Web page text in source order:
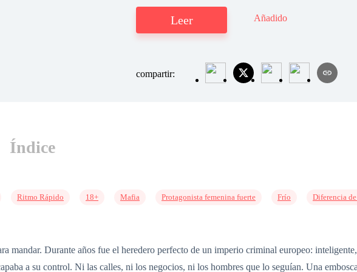
Leer Añadido
compartir:
Índice
Ritmo Rápido 18+ Mafia Protagonista femenina fuerte Frío Diferencia
mandar. Durante años fue el heredero perfecto de un imperio criminal europeo:
a su control. Ni las calles, ni los negocios, ni los hombres que lo seguían. Una